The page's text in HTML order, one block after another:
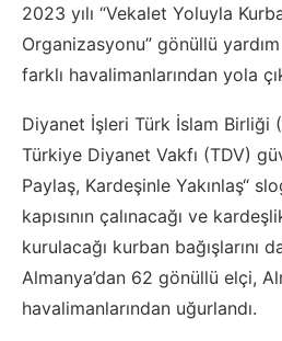
2023 yılı “Vekalet Yoluyla
Organizasyonu” gönüllü
farklı havalimanlarından yola
Diyanet İşleri Türk İslam Birliği
Türkiye Diyanet Vakfı (TDV)
Paylaş, Kardeşinle Yakınlaş“
kapısının çalınacağı ve
kurulacağı kurban bağışlarını
Almanya’dan 62 gönüllü elçi,
havalimanlarından uğurlandı.